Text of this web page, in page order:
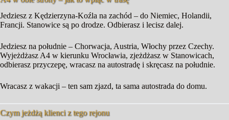
Jedziesz z Kędzierzyna-Koźla na zachód – do Niemiec, Holandii,
Francji. Stanowice są po drodze. Odbierasz i lecisz dalej.
Jedziesz na południe – Chorwacja, Austria, Włochy przez Czechy.
Wyjeżdżasz A4 w kierunku Wrocławia, zjeżdżasz w Stanowicach,
odbierasz przyczepę, wracasz na autostradę i skręcasz na południe.
Wracasz z wakacji – ten sam zjazd, ta sama autostrada do domu.
Czym jeżdżą klienci z tego rejonu